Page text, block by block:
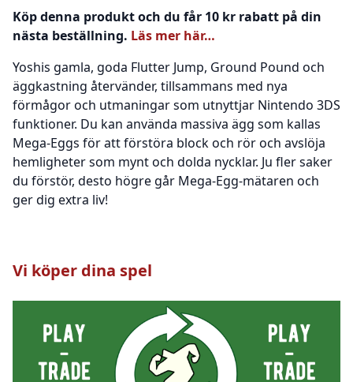
Köp denna produkt och du får 10 kr rabatt på din
nästa beställning. Läs mer här…
Yoshis gamla, goda Flutter Jump, Ground Pound och
äggkastning återvänder, tillsammans med nya
förmågor och utmaningar som utnyttjar Nintendo 3DS
funktioner. Du kan använda massiva ägg som kallas
Mega-Eggs för att förstöra block och rör och avslöja
hemligheter som mynt och dolda nycklar. Ju fler saker
du förstör, desto högre går Mega-Egg-mätaren och
ger dig extra liv!
Vi köper dina spel